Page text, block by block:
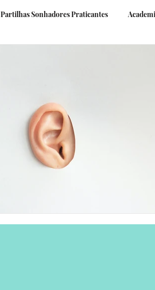
Partilhas Sonhadores Praticantes
Parcerias Programa